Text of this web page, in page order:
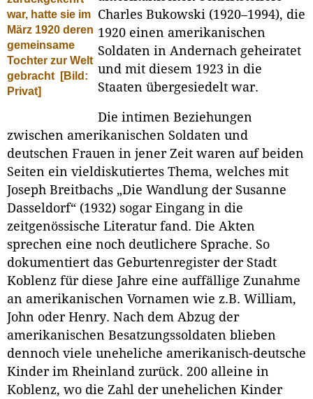
war, hatte sie im
März 1920 deren
gemeinsame
Tochter zur Welt
gebracht
[Bild:
Privat]
Charles Bukowski (1920–1994), die
1920 einen amerikanischen
Soldaten in Andernach geheiratet
und mit diesem 1923 in die
Staaten übergesiedelt war.
Die intimen Beziehungen
zwischen amerikanischen Soldaten und
deutschen Frauen in jener Zeit waren auf beiden
Seiten ein vieldiskutiertes Thema, welches mit
Joseph Breitbachs „Die Wandlung der Susanne
Dasseldorf“ (1932) sogar Eingang in die
zeitgenössische Literatur fand. Die Akten
sprechen eine noch deutlichere Sprache. So
dokumentiert das Geburtenregister der Stadt
Koblenz für diese Jahre eine auffällige Zunahme
an amerikanischen Vornamen wie z.B. William,
John oder Henry. Nach dem Abzug der
amerikanischen Besatzungssoldaten blieben
dennoch viele uneheliche amerikanisch-deutsche
Kinder im Rheinland zurück. 200 alleine in
Koblenz, wo die Zahl der unehelichen Kinder